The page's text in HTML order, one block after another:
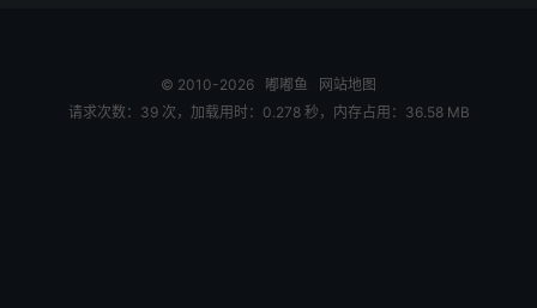
© 2010-2026 嘟嘟鱼
网站地图
请求次数：39 次，加载用时：0.278 秒，内存占用：36.58 MB